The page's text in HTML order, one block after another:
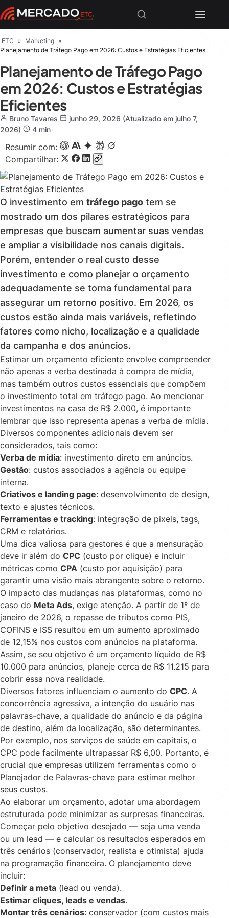
.ETC » Marketing »
Planejamento de Tráfego Pago em 2026: Custos e Estratégias Eficientes
Planejamento de Tráfego Pago
em 2026: Custos e Estratégias
Eficientes
Bruno Tavares junho 29, 2026 (Atualizado em julho 7,
2026)
4 min
Resumir com:
Compartilhar:
O investimento em tráfego pago tem se
mostrado um dos pilares estratégicos para
empresas que buscam aumentar suas vendas
e ampliar a visibilidade nos canais digitais.
Porém, entender o real custo desse
investimento e como planejar o orçamento
adequadamente se torna fundamental para
assegurar um retorno positivo. Em 2026, os
custos estão ainda mais variáveis, refletindo
fatores como nicho, localização e a qualidade
da campanha e dos anúncios.
Estimar um orçamento eficiente envolve compreender
não apenas a verba destinada à compra de mídia,
mas também outros custos essenciais que compõem
o investimento total em tráfego pago. Ao mencionar
investimentos na casa de R$ 2.000, é importante
lembrar que isso representa apenas a verba de mídia.
Diversos componentes adicionais devem ser
considerados, tais como:
Verba de mídia: investimento direto em anúncios.
Gestão: custos associados a agência ou equipe
interna.
Criativos e landing page: desenvolvimento de design,
texto e ajustes técnicos.
Ferramentas e tracking: integração de pixels, tags,
CRM e relatórios.
Uma dica valiosa para gestores é que a mensuração
deve ir além do CPC (custo por clique) e incluir
métricas como CPA (custo por aquisição) para
garantir uma visão mais abrangente sobre o retorno.
O impacto das mudanças nas plataformas, como no
caso do Meta Ads, exige atenção. A partir de 1º de
janeiro de 2026, o repasse de tributos como PIS,
COFINS e ISS resultou em um aumento aproximado
de 12,15% nos custos com anúncios na plataforma.
Assim, se seu objetivo é um orçamento líquido de R$
10.000 para anúncios, planeje cerca de R$ 11.215 para
cobrir essa nova realidade.
Diversos fatores influenciam o aumento do CPC. A
concorrência agressiva, a intenção do usuário nas
palavras-chave, a qualidade do anúncio e da página
de destino, além da localização, são determinantes.
Por exemplo, nos serviços de saúde em capitais, o
CPC pode facilmente ultrapassar R$ 6,00. Portanto, é
crucial que empresas utilizem ferramentas como o
Planejador de Palavras-chave para estimar melhor
seus custos.
Ao elaborar um orçamento, adotar uma abordagem
estruturada pode minimizar as surpresas financeiras.
Começar pelo objetivo desejado — seja uma venda
ou um lead — e calcular os resultados esperados em
três cenários (conservador, realista e otimista) ajuda
na programação financeira. O planejamento deve
incluir:
Definir a meta (lead ou venda).
Estimar cliques, leads e vendas.
Montar três cenários: conservador (com custos mais